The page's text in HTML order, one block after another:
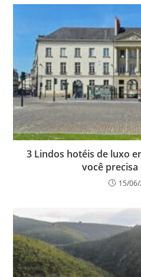
3 Lindos hotéis de luxo
você
15/